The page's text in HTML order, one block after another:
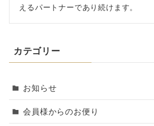
えるパートナーであり続けます。
カテゴリー
お知らせ
会員様からのお便り